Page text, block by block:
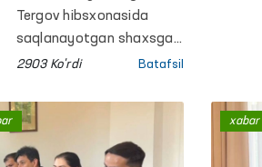
tomonidan
o‘rganildi
Tergov hibsxonasida
saqlanayotgan shaxsga
nisbatan qiynoq
majburiy ko‘rsatma
olinayotgani haqida
xabarlar tarqaldi.
2903 Ko'rdi Batafsil
xabar